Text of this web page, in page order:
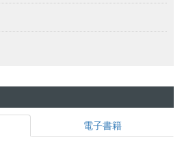
電子書籍